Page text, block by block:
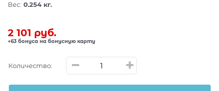
Вес: 0.254 кг.
2 101 руб.
+63 бонуса на бонусную карту
Количество: